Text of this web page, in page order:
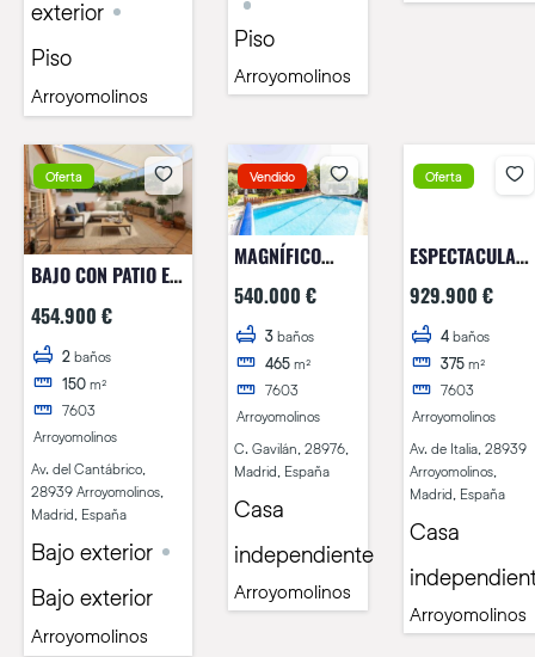
exterior
Piso
Arroyomolinos
Piso
Arroyomolinos
Oferta
BAJO CON PATIO EN
CANTABRICO!!
454.900 €
2 baños
150 m²
7603
Arroyomolinos
Av. del Cantábrico,
28939 Arroyomolinos,
Madrid, España
Bajo exterior
Bajo exterior
Arroyomolinos
Vendido
MAGNÍFICO
CHALET
INDEPENDIENTE
EN
COTORREDONDO-
BATRES
540.000 €
3 baños
465 m²
7603
Arroyomolinos
C. Gavilán, 28976,
Madrid, España
Casa
independiente
Arroyomolinos
Oferta
ESPECTACULAR
CHALET
INDEPENDIENTE
EN AVD. ITALIA!!
929.900 €
4 baños
375 m²
7603
Arroyomolinos
Av. de Italia, 28939
Arroyomolinos,
Madrid, España
Casa
Arroyomolinos